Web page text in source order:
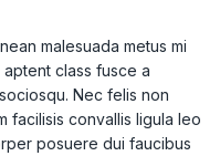
malesuada metus mi
class fusce a
Nec felis non
facilisis convallis ligula leo
posuere dui faucibus